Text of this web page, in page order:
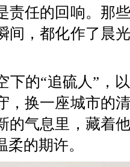
责任的回响。那
间，都化作了晨
的“追硫人”，以
，换一座城市的
的气息里，藏着
的期许。